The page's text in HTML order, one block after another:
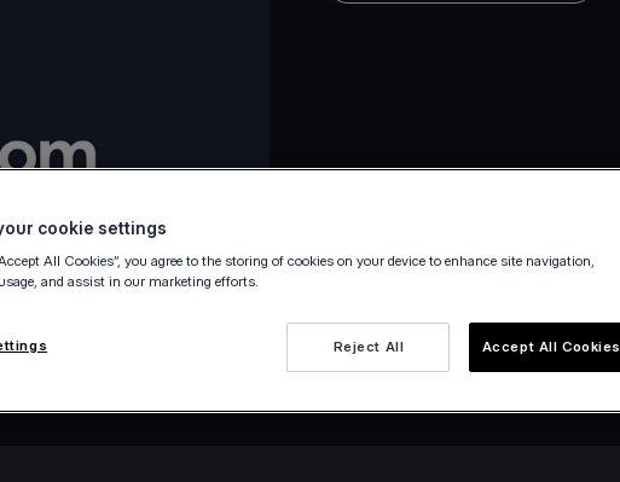
11 April 2024
cookie settings
All Cookies”, you agree to the storing of cookies on your device to enhance site navigation,
and assist in our marketing efforts.
Reject All Accept All Cookies